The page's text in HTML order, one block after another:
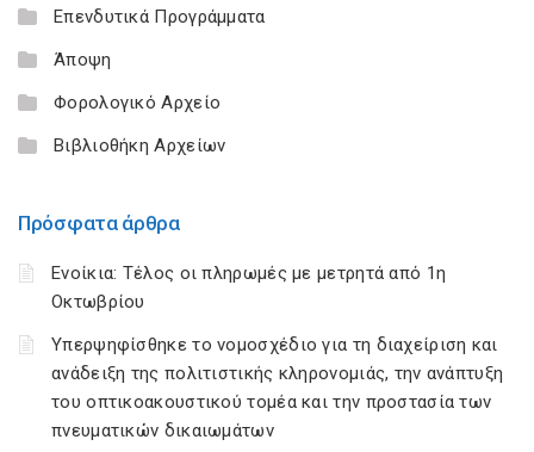
Επενδυτικά Προγράμματα
Άποψη
Φορολογικό Αρχείο
Βιβλιοθήκη Αρχείων
Πρόσφατα άρθρα
Ενοίκια: Τέλος οι πληρωμές με μετρητά από 1η
Οκτωβρίου
Υπερψηφίσθηκε το νομοσχέδιο για τη διαχείριση και
ανάδειξη της πολιτιστικής κληρονομιάς, την ανάπτυξη
του οπτικοακουστικού τομέα και την προστασία των
πνευματικών δικαιωμάτων